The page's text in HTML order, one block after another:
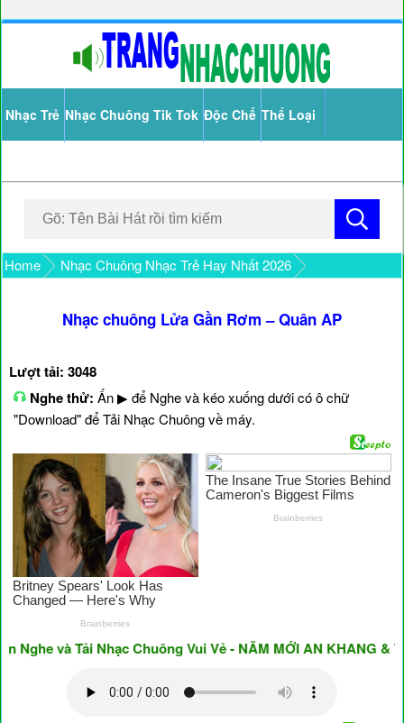
Nhạc Trẻ Nhạc Chuông Tik Tok Độc Chế Thể Loại
Home Nhạc Chuông Nhạc Trẻ Hay Nhất 2026
Nhạc chuông Lửa Gần Rơm – Quân AP
Lượt tải: 3048
Nghe thử: Ấn ▶ để Nghe và kéo xuống dưới có ô chữ
"Download" để Tải Nhạc Chuông về máy.
và Tải Nhạc Chuông Vui Vẻ - NĂM MỚI AN KHANG &